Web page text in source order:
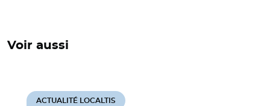
Voir aussi
ACTUALITÉ LOCALTIS